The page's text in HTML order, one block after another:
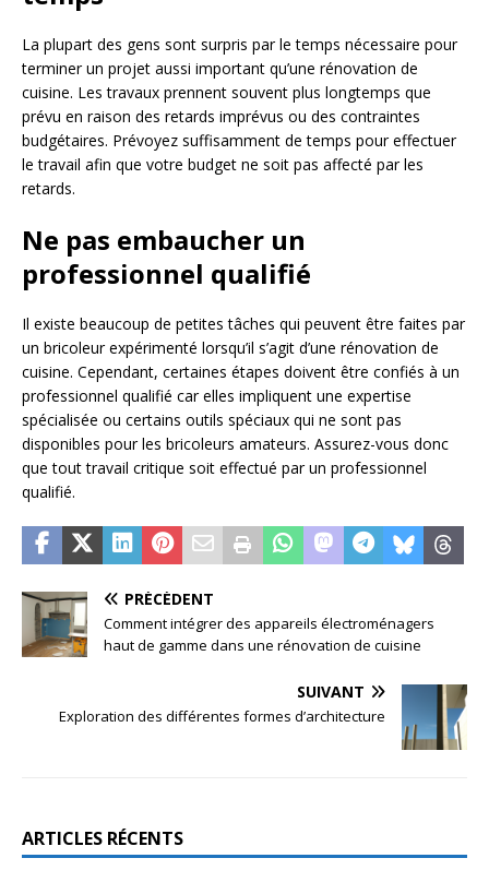
La plupart des gens sont surpris par le temps nécessaire pour
terminer un projet aussi important qu’une rénovation de
cuisine. Les travaux prennent souvent plus longtemps que
prévu en raison des retards imprévus ou des contraintes
budgétaires. Prévoyez suffisamment de temps pour effectuer
le travail afin que votre budget ne soit pas affecté par les
retards.
Ne pas embaucher un
professionnel qualifié
Il existe beaucoup de petites tâches qui peuvent être faites par
un bricoleur expérimenté lorsqu’il s’agit d’une rénovation de
cuisine. Cependant, certaines étapes doivent être confiés à un
professionnel qualifié car elles impliquent une expertise
spécialisée ou certains outils spéciaux qui ne sont pas
disponibles pour les bricoleurs amateurs. Assurez-vous donc
que tout travail critique soit effectué par un professionnel
qualifié.
PRÉCÉDENT
Comment intégrer des appareils électroménagers
haut de gamme dans une rénovation de cuisine
SUIVANT
Exploration des différentes formes d’architecture
ARTICLES RÉCENTS